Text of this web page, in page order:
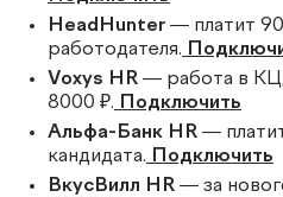
HeadHunter — платит
работодателя.
Voxys HR — работа в
8000 ₽.
Подключить
Альфа-Банк HR —
кандидата.
Подключить
ВкусВилл HR — за